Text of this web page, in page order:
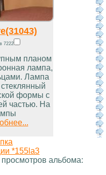
7222
планом
лампа,
Лампа
формы с
частью. На
*155la3
альбома: